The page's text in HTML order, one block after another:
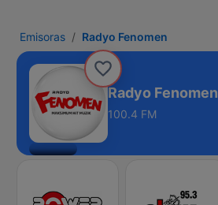
Emisoras Radyo Fenomen
Radyo Fenomen
100.4 FM